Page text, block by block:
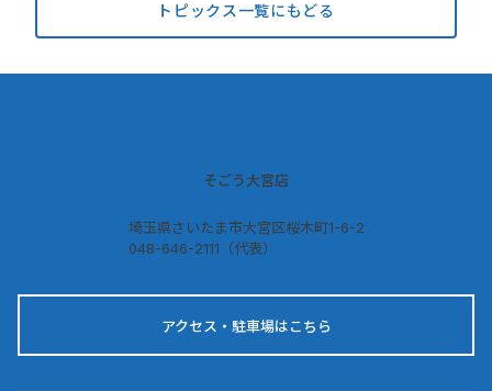
トピックス一覧にもどる
埼玉県さいたま市大宮区桜木町1-6-2
048-646-2111（代表）
そごう大宮店
アクセス・駐車場はこちら